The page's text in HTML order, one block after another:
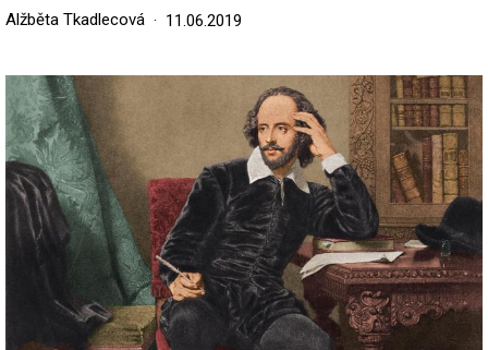
Alžběta Tkadlecová 11.06.2019
Image